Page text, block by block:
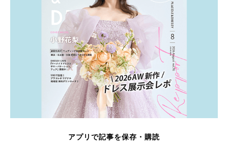
アプリで記事を保存・購読